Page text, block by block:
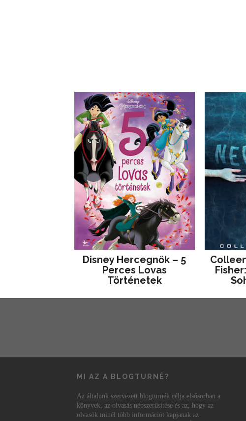
Disney ​Hercegnők – 5
Perces Lovas
Történetek
MI AZ A BLOGTURNÉ?
Az általunk szervezett blogturnék célja elsősorban a
könyvek, az olvasás népszerűsítése és az, hogy az
olvasók minél több információt kapjanak az